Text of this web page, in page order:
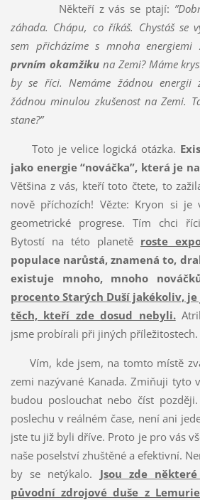
Někteří z vás se ptají:
záhada. Chápu, co říkáš. Chystáš se
sem přicházíme s mnoha
prvním okamžikuna Zemi? Máme
by se říci. Nemáme žádnou energii
žádnou minulou zkušenost na Zemi.
stane?”
Toto je velice logická otázka.
jako energie “nováčka”, která je
Většina z vás, kteří toto čtete, to
nově příchozích! Vězte: Kryon si je
geometrické progrese. Tím chci
Bytostí na této planetě roste
populace narůstá, znamená to,
existuje mnoho, mnoho
procento Starých Duší jakékoliv,
těch, kteří zde dosud nebyli.
jsme probírali při jiných příležitostech.
Vím, kde jsem, na tomto místě
zemi nazývané Kanada. Zmiňuji tyto
budou poslouchat nebo číst
poslechu v reálném čase, není ani
jste tu již byli dříve. Proto je pro vás
naše poselství zhuštěné a efektivní.
by se netýkalo. Jsou zde
původní zdrojové duše z